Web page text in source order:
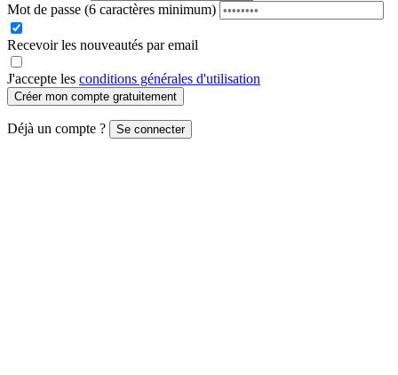
Mot de passe (6 caractères minimum)
Recevoir les nouveautés par email
J'accepte les conditions générales d'utilisation
Créer mon compte gratuitement
Déjà un compte ? Se connecter